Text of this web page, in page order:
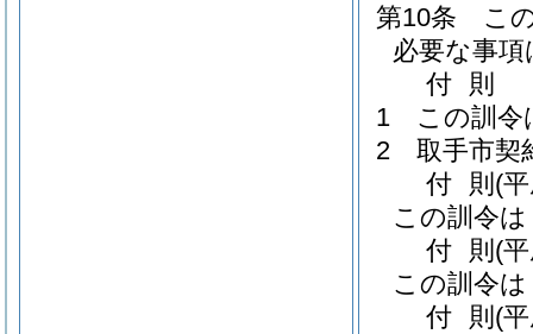
第10条
こ
必要な事
付 則
1
この訓令
2
取手市契
付 則 (
この訓令
付 則 (
この訓令
付 則 (